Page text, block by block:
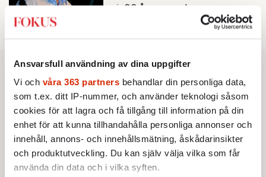
Ansvarsfull användning av dina uppgifter
Vi och våra 363 partners behandlar din personliga data,
som t.ex. ditt IP-nummer, och använder teknologi såsom
cookies för att lagra och få tillgång till information på din
enhet för att kunna tillhandahålla personliga annonser och
innehåll, annons- och innehållsmätning, åskådarinsikter
och produktutveckling. Du kan själv välja vilka som får
använda din data och i vilka syften.
maj, 86 år gammal.